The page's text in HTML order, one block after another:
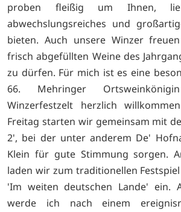
proben fleißig um Ihnen,
abwechslungsreiches und
bieten. Auch unsere Winzer
frisch abgefüllten Weine des
zu dürfen. Für mich ist es eine
66. Mehringer
Winzerfestzelt herzlich
Freitag starten wir gemeinsam mit
2', bei der unter anderem De'
Klein für gute Stimmung sorgen.
laden wir zum traditionellen
'Im weiten deutschen Lande' ein.
werde ich nach einem